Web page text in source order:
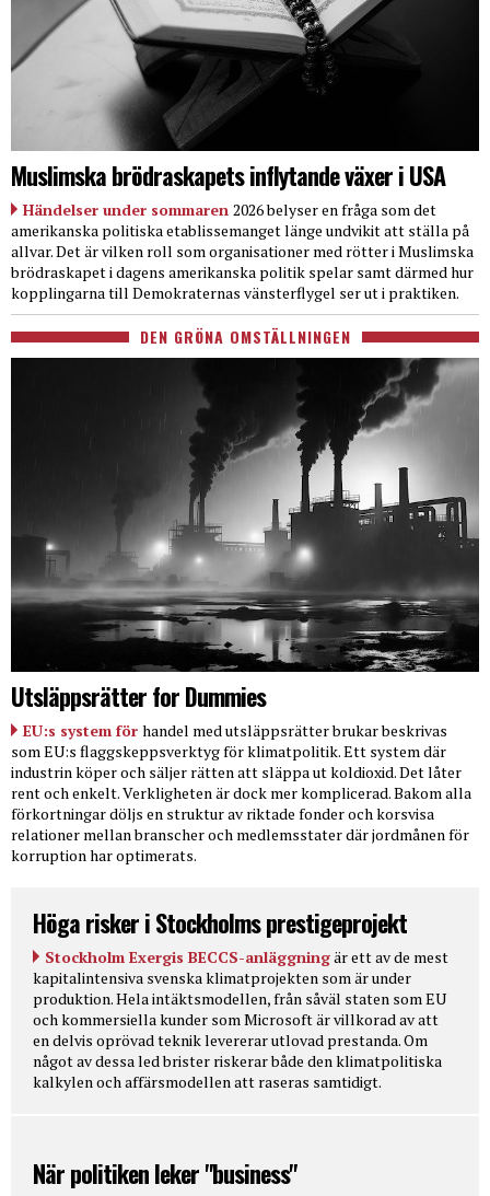
Muslimska brödraskapets inflytande växer i USA
Händelser under sommaren 2026 belyser en fråga som det
amerikanska politiska etablissemanget länge undvikit att ställa på
allvar. Det är vilken roll som organisationer med rötter i Muslimska
brödraskapet i dagens amerikanska politik spelar samt därmed hur
kopplingarna till Demokraternas vänsterflygel ser ut i praktiken.
DEN GRÖNA OMSTÄLLNINGEN
Utsläppsrätter for Dummies
EU:s system för handel med utsläppsrätter brukar beskrivas
som EU:s flaggskeppsverktyg för klimatpolitik. Ett system där
industrin köper och säljer rätten att släppa ut koldioxid. Det låter
rent och enkelt. Verkligheten är dock mer komplicerad. Bakom alla
förkortningar döljs en struktur av riktade fonder och korsvisa
relationer mellan branscher och medlemsstater där jordmånen för
korruption har optimerats.
Höga risker i Stockholms prestigeprojekt
Stockholm Exergis BECCS-anläggningär ett av de mest
kapitalintensiva svenska klimatprojekten som är under
produktion. Hela intäktsmodellen, från såväl staten som EU
och kommersiella kunder som Microsoft är villkorad av att
en delvis oprövad teknik levererar utlovad prestanda. Om
något av dessa led brister riskerar både den klimatpolitiska
kalkylen och affärsmodellen att raseras samtidigt.
När politiken leker "business"